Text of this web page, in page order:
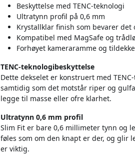
Beskyttelse med TENC-teknologi
Ultratynn profil på 0,6 mm
Krystallklar finish som bevarer
Kompatibel med MagSafe og
Forhøyet kameraramme og
TENC-teknologibeskyttelse
Dette dekselet er konstruert med
samtidig som det motstår riper og
legge til masse eller ofre klarhet.
Ultratynn 0,6 mm profil
Slim Fit er bare 0,6 millimeter tynn og
føles som om den knapt er der, og glir
er viktig.